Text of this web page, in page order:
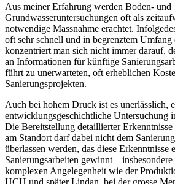
Aus meiner Erfahrung werden Boden- und
Grundwasseruntersuchungen oft als
notwendige Massnahme erachtet.
oft sehr schnell und in begrenztem
konzentriert man sich nicht immer darauf,
an Informationen für künftige
führt zu unerwarteten, oft erheblichen
Sanierungsprojekten.
Auch bei hohem Druck ist es unerlässlich,
entwicklungsgeschichtliche Untersuchung
Die Bereitstellung detaillierter
am Standort darf dabei nicht dem
überlassen werden, das diese Erkenntnisse
Sanierungsarbeiten gewinnt –
komplexen Angelegenheit wie der
HCH und später Lindan, bei der grosse